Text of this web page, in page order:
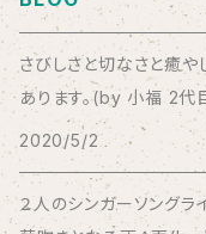
Bad Operation
Bagus!
BBBBBBB
さびしさと切なさと癒
あります。(by 小福 2代
2020/5/2
２人のシンガーソングラ